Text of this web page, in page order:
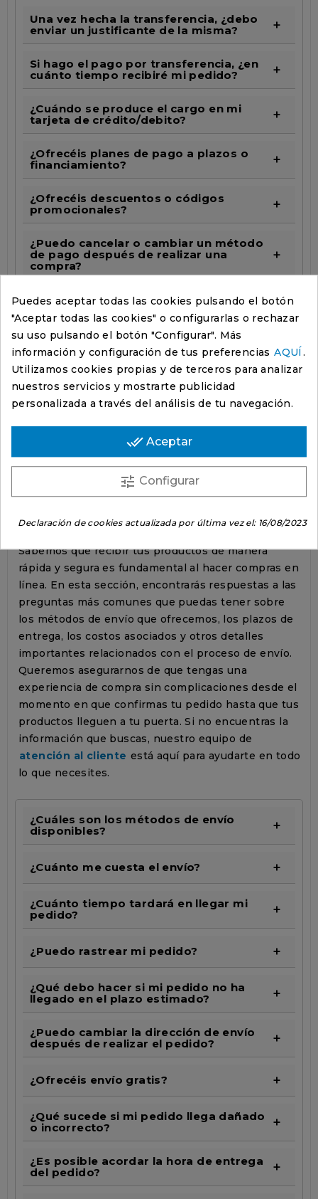
Una vez hecha la transferencia, ¿debo
enviar un justificante de la misma?
Si hago el pago por transferencia, ¿en
cuánto tiempo recibiré mi pedido?
¿Cuándo se produce el cargo en mi
tarjeta de crédito/debito?
¿Ofrecéis planes de pago a plazos o
financiamiento?
¿Ofrecéis descuentos o códigos
promocionales?
¿Puedo cancelar o cambiar un método
de pago después de realizar una
compra?
EnMaquinaria Agrícola Carpinteronuestra
prioridad es garantizar que tu experiencia de
compra sea segura desde el momento en que
seleccionas tus productos hasta que completas el
pago. Si tienes más preguntas o necesitas
asistencia adicional en relación con los sistemas de
pago, no dudes en ponerte en contacto con nuestro
equipo deatención al cliente. Estamos aquí para
ayudarte y hacer que tu proceso de compra sea lo
más fluido posible. ¡Gracias por confiar en nosotros
para tus compras online!
ENVÍO DE PEDIDOS
Sabemos que recibir tus productos de manera
rápida y segura es fundamental al hacer compras en
línea. En esta sección, encontrarás respuestas a las
preguntas más comunes que puedas tener sobre
los métodos de envío que ofrecemos, los plazos de
entrega, los costos asociados y otros detalles
importantes relacionados con el proceso de envío.
Queremos asegurarnos de que tengas una
experiencia de compra sin complicaciones desde el
momento en que confirmas tu pedido hasta que tus
productos lleguen a tu puerta. Si no encuentras la
información que buscas, nuestro equipo de
atención al cliente está aquí para ayudarte en todo
lo que necesites.
¿Cuáles son los métodos de envío
disponibles?
¿Cuánto me cuesta el envío?
¿Cuánto tiempo tardará en llegar mi
pedido?
¿Puedo rastrear mi pedido?
¿Qué debo hacer si mi pedido no ha
llegado en el plazo estimado?
¿Puedo cambiar la dirección de envío
después de realizar el pedido?
¿Ofrecéis envío gratis?
¿Qué sucede si mi pedido llega dañado
o incorrecto?
¿Es posible acordar la hora de entrega
del pedido?
Puedes aceptar todas las cookies pulsando el botón
"Aceptar todas las cookies" o configurarlas o rechazar
su uso pulsando el botón "Configurar". Más
información y configuración de tus preferencias AQUÍ.
Utilizamos cookies propias y de terceros para analizar
nuestros servicios y mostrarte publicidad
personalizada a través del análisis de tu navegación.
done_all Aceptar
tune Configurar
Declaración de cookies actualizada por última vez el:16/08/2023